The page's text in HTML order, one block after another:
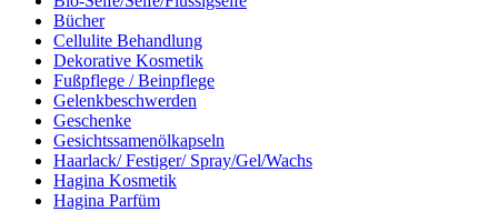
Bücher
Cellulite Behandlung
Dekorative Kosmetik
Fußpflege / Beinpflege
Gelenkbeschwerden
Geschenke
Gesichtssamenölkapseln
Haarlack/ Festiger/ Spray/Gel/Wachs
Hagina Kosmetik
Hagina Parfüm